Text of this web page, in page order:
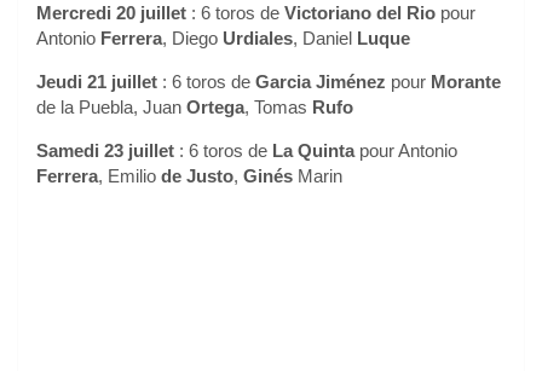
Mercredi 20 juillet : 6 toros de Victoriano del Rio pour
Antonio Ferrera, Diego Urdiales, Daniel Luque
Jeudi 21 juillet : 6 toros de Garcia Jiménez pour Morante
de la Puebla, Juan Ortega, Tomas Rufo
Samedi 23 juillet : 6 toros de La Quintapour Antonio
Ferrera, Emilio de Justo, Ginés Marin